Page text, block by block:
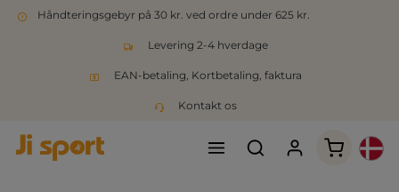
Håndteringsgebyr på 30 kr. ved ordre under 625 kr.
Levering 2-4 hverdage
EAN-betaling, Kortbetaling, faktura
Kontakt os